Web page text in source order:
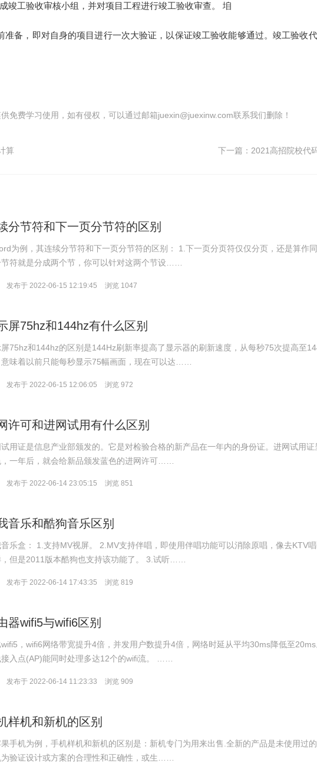
竣工验收审核小组，并对项目工程进行竣工验收审查。 垍
准备，即对自身的项目进行一次大验证，以保证竣工验收能够通过。竣工验收
免费学习使用，如有侵权，可以通过邮箱juexin@juexinw.com联系我们删除！
算 下一篇： 2021高招院校代
分节符和下一页分节符的区别
为例，其连续分节符和下一页分节符的区别： 1.下一页分页符仅仅分页，还是算作
符就是分成两个节，你可以针对这两个节设……
发布于 2022-06-15 12:19:45 浏览 1047
屏75hz和144hz有什么区别
屏75hz和144hz的区别是144Hz刷新率提高了显示器的刷新速度，从每秒75次提高至
意味着以前只能每秒显示75幅画面，现在可以达……
发布于 2022-06-15 12:06:05 浏览 972
许可和进网试用有什么区别
用证是信息产业部颁发的。它是对检验合格的新产品在一年内的身份证。进网试用证
一年后，就会给新品颁发蓝色的进网许可……
发布于 2022-06-14 23:05:15 浏览 851
音乐和酷狗音乐区别
乐盒： 1.支持MV视屏。 2.MV支持伴唱，即使用伴唱功能可以消除原唱，像去KTV
，但是2011版本酷狗也支持该功能了。 3.试听……
发布于 2022-06-14 17:43:35 浏览 819
器wifi5与wifi6区别
，wifi6网络带宽提升4倍，并发用户数提升4倍，网络时延从平均30ms降低至20ms
接入点(AP)能同时处理多达12个的wifi流。 ……
发布于 2022-06-14 11:23:33 浏览 909
样机和新机的区别
果手机为例，手机样机和新机的区别是：新机专门为用来出售.全新的产品是未使用过的
验证设计或方案的合理性和正确性，或生……